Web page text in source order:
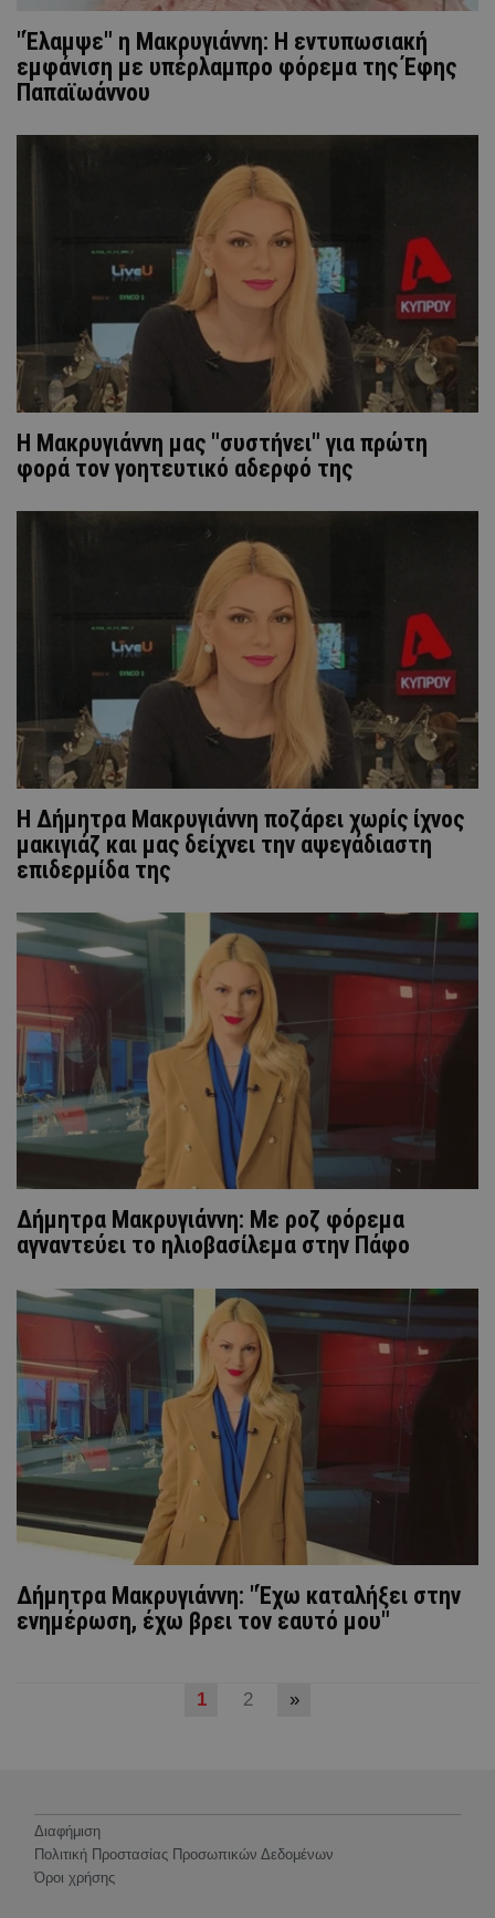
"Έλαμψε" η Μακρυγιάννη: Η εντυπωσιακή
εμφάνιση με υπέρλαμπρο φόρεμα της Έφης
Παπαϊωάννου
H Μακρυγιάννη μας "συστήνει" για πρώτη
φορά τον γοητευτικό αδερφό της
Η Δήμητρα Μακρυγιάννη ποζάρει χωρίς ίχνος
μακιγιάζ και μας δείχνει την αψεγάδιαστη
επιδερμίδα της
Δήμητρα Μακρυγιάννη: Με ροζ φόρεμα
αγναντεύει το ηλιοβασίλεμα στην Πάφο
Δήμητρα Μακρυγιάννη: "Έχω καταλήξει στην
ενημέρωση, έχω βρει τον εαυτό μου"
1 2 »
Διαφήμιση
Πολιτική Προστασίας Προσωπικών Δεδομένων
Όροι χρήσης